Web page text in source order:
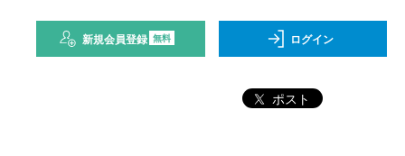
新規会員登録 無料 ログイン
ポスト